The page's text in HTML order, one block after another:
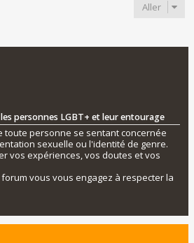
Aller
personnes LGBT+ et leur entourage
toute personne se sentant concernée
sexuelle ou l'identité de genre.
vos expériences, vos doutes et vos
vous vous engagez à respecter la